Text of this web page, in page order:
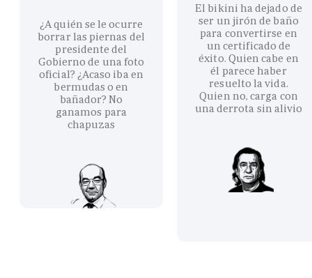
¿A quién se le ocurre
borrar las piernas del
presidente del
Gobierno de una foto
oficial? ¿Acaso iba en
bermudas o en
bañador? No
ganamos para
chapuzas
El bikini ha dejado de
ser un jirón de baño
para convertirse en
un certificado de
éxito. Quien cabe en
él parece haber
resuelto la vida.
Quien no, carga con
una derrota sin alivio